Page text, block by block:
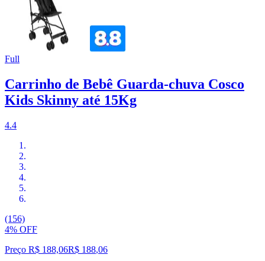
Full
Carrinho de Bebê Guarda-chuva Cosco
Kids Skinny até 15Kg
4.4
(156)
4% OFF
Preço R$ 188,06R$ 188,06